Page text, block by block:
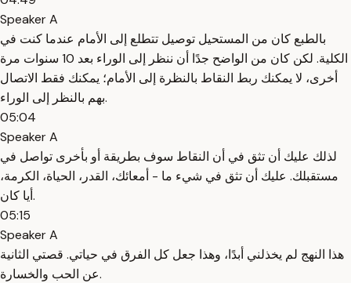
Speaker A
بالطبع كان من المستحيل توصيل تتطلع إلى الأمام عندما كنت في
الكلية. لكن كان من الواضح جدًا أن ننظر إلى الوراء بعد 10 سنوات مرة
أخرى، لا يمكنك ربط النقاط بالنظرة إلى الأمام؛ يمكنك فقط الاتصال
بهم بالنظر إلى الوراء.
05:04
Speaker A
لذلك عليك أن تثق في أن النقاط سوف بطريقة أو بأخرى تواصل في
مستقبلك. عليك أن تثق في شيء ما - أمعائك، القدر، الحياة، الكرمة،
أيا كان.
05:15
Speaker A
هذا النهج لم يخذلني أبدًا، وهذا جعل كل الفرق في حياتي. قصتي الثانية
عن الحب والخسارة.